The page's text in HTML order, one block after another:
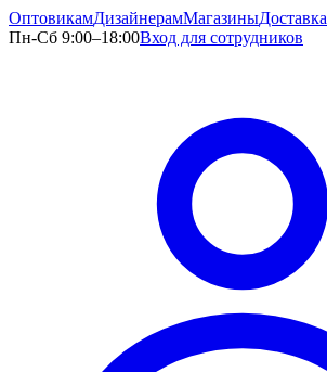
ОптовикамДизайнерамМагазиныДоставка
Пн-Сб 9:00–18:00Вход для сотрудников